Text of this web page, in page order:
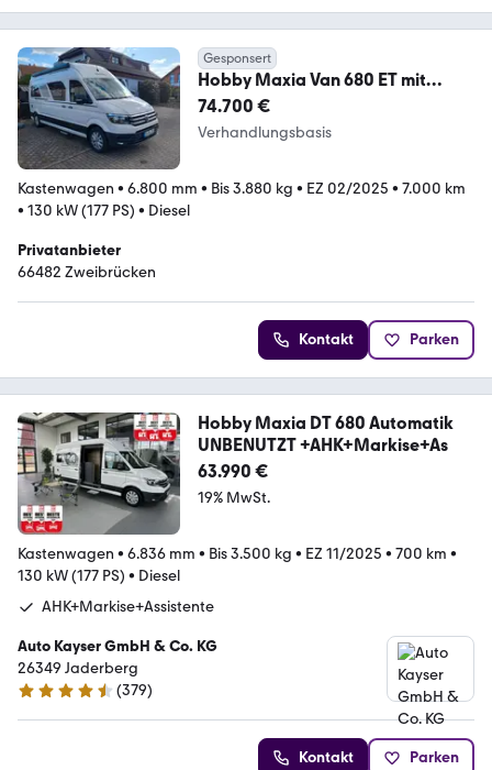
Gesponsert
Hobby Maxia Van 680 ET mit
Dachklimaanlage
74.700 €
Verhandlungsbasis
Kastenwagen • 6.800 mm • Bis 3.880 kg • EZ 02/2025 • 7.000 km
• 130 kW (177 PS) • Diesel
Privatanbieter
66482 Zweibrücken
Kontakt Parken
Hobby Maxia DT 680 Automatik
UNBENUTZT +AHK+Markise+As
63.990 €
19% MwSt.
Kastenwagen • 6.836 mm • Bis 3.500 kg • EZ 11/2025 • 700 km •
130 kW (177 PS) • Diesel
AHK+Markise+Assistente
Auto Kayser GmbH & Co. KG
26349 Jaderberg
4.6 Sterne
(379)
Kontakt Parken